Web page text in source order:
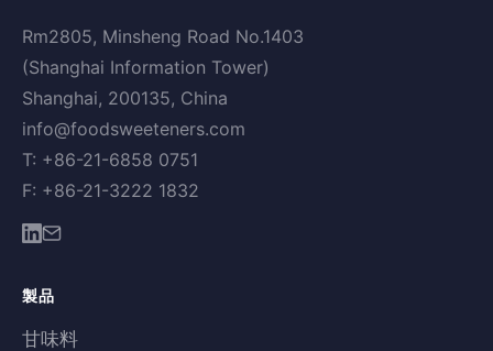
Rm2805, Minsheng Road No.1403
(Shanghai Information Tower)
Shanghai, 200135, China
info@foodsweeteners.com
T: +86-21-6858 0751
F: +86-21-3222 1832
製品
甘味料